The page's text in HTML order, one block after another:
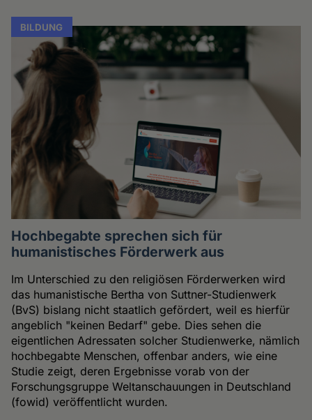
BILDUNG
Hochbegabte sprechen sich für
humanistisches Förderwerk aus
Im Unterschied zu den religiösen Förderwerken wird
das humanistische Bertha von Suttner-Studienwerk
(BvS) bislang nicht staatlich gefördert, weil es hierfür
angeblich "keinen Bedarf" gebe. Dies sehen die
eigentlichen Adressaten solcher Studienwerke, nämlich
hochbegabte Menschen, offenbar anders, wie eine
Studie zeigt, deren Ergebnisse vorab von der
Forschungsgruppe Weltanschauungen in Deutschland
(fowid) veröffentlicht wurden.